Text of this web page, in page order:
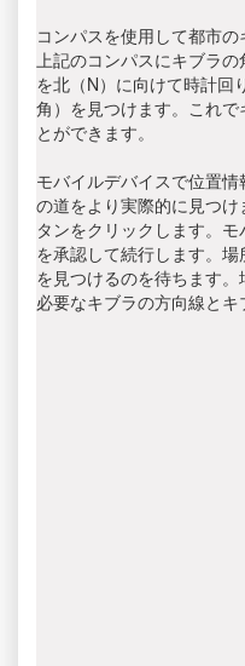
コンパスを使用して都市の
上記のコンパスにキブラ
を北（N）に向けて時計回
角）を見つけます。これ
とができます。
モバイルデバイスで位置
の道をより実際的に見つ
タンをクリックします。
を承認して続行します。
を見つけるのを待ちます
必要なキブラの方向線とキ